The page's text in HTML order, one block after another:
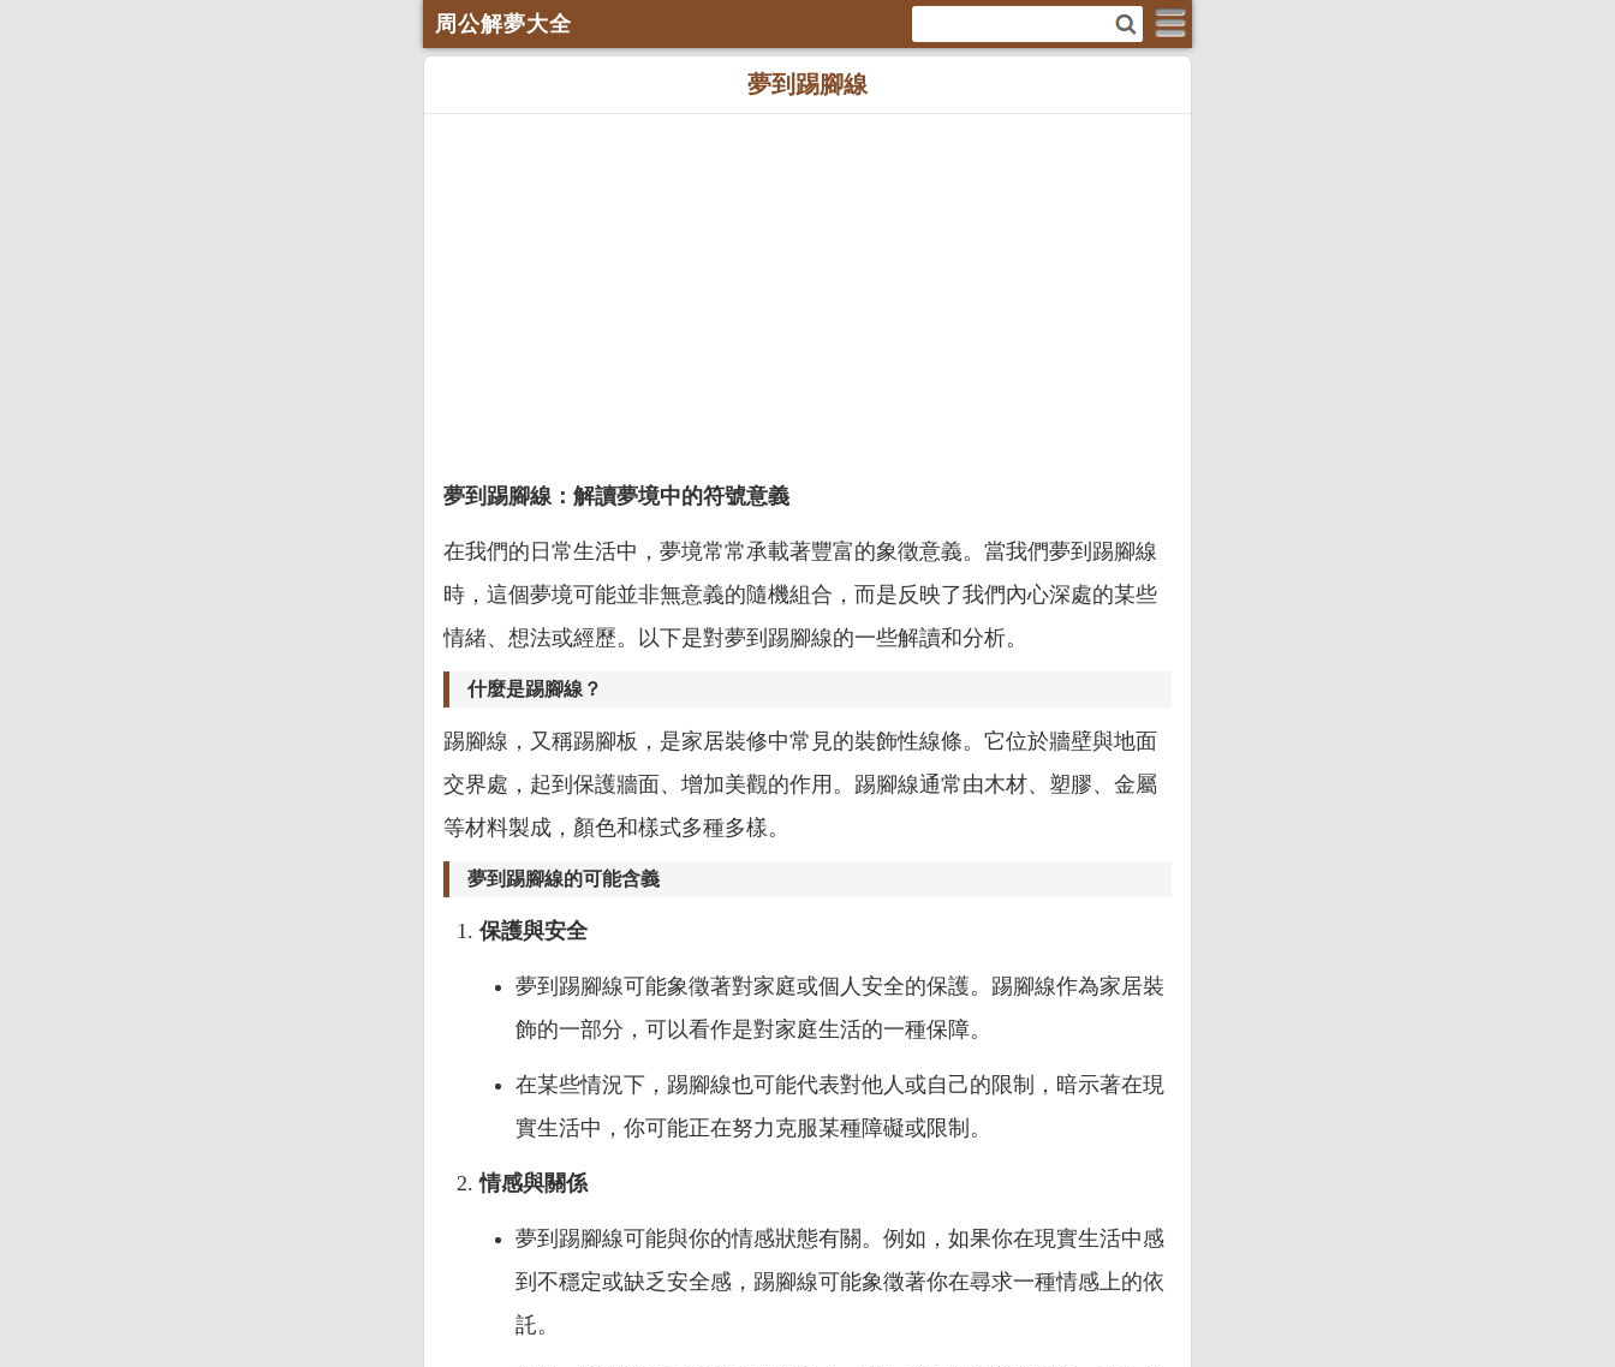
周公解夢大全
夢到踢腳線
夢到踢腳線：解讀夢境中的符號意義
在我們的日常生活中，夢境常常承載著豐富的象徵意義。當我們夢到踢腳線
時，這個夢境可能並非無意義的隨機組合，而是反映了我們內心深處的某些
情緒、想法或經歷。以下是對夢到踢腳線的一些解讀和分析。
什麼是踢腳線？
踢腳線，又稱踢腳板，是家居裝修中常見的裝飾性線條。它位於牆壁與地面
交界處，起到保護牆面、增加美觀的作用。踢腳線通常由木材、塑膠、金屬
等材料製成，顏色和樣式多種多樣。
夢到踢腳線的可能含義
保護與安全
夢到踢腳線可能象徵著對家庭或個人安全的保護。踢腳線作為家居裝
飾的一部分，可以看作是對家庭生活的一種保障。
在某些情況下，踢腳線也可能代表對他人或自己的限制，暗示著在現
實生活中，你可能正在努力克服某種障礙或限制。
情感與關係
夢到踢腳線可能與你的情感狀態有關。例如，如果你在現實生活中感
到不穩定或缺乏安全感，踢腳線可能象徵著你在尋求一種情感上的依
託。